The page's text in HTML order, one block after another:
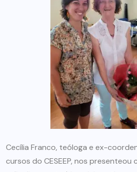
Cecília Franco, teóloga e ex-
cursos do CESEEP, nos presenteou